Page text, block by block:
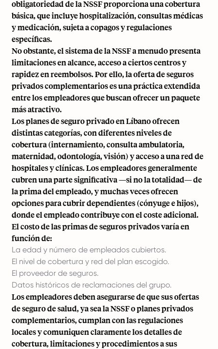
obligatoriedad de la NSSF proporciona una cobertura
básica, que incluye hospitalización, consultas médicas
y medicación, sujeta a copagos y regulaciones
específicas.
No obstante, el sistema de la NSSF a menudo presenta
limitaciones en alcance, acceso a ciertos centros y
rapidez en reembolsos. Por ello, la oferta de seguros
privados complementarios es una práctica extendida
entre los empleadores que buscan ofrecer un paquete
más atractivo.
Los planes de seguro privado en Líbano ofrecen
distintas categorías, con diferentes niveles de
cobertura (internamiento, consulta ambulatoria,
maternidad, odontología, visión) y acceso a una red de
hospitales y clínicas. Los empleadores generalmente
cubren una parte significativa —si no la totalidad— de
la prima del empleado, y muchas veces ofrecen
opciones para cubrir dependientes (cónyuge e hijos),
donde el empleado contribuye con el coste adicional.
El costo de las primas de seguros privados varía en
función de:
La edad y número de empleados cubiertos.
El nivel de cobertura y red del plan escogido.
El proveedor de seguros.
Datos históricos de reclamaciones del grupo.
Los empleadores deben asegurarse de que sus ofertas
de seguro de salud, ya sea la NSSF o planes privados
complementarios, cumplan con las regulaciones
locales y comuniquen claramente los detalles de
cobertura, limitaciones y procedimientos a sus